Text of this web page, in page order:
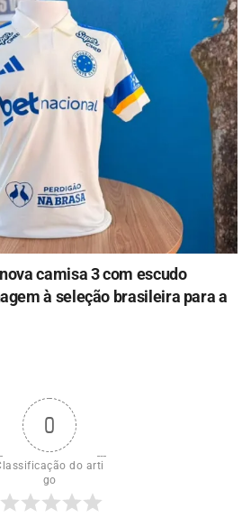
camisa 3 com escudo
à seleção brasileira para a
0
do arti
go